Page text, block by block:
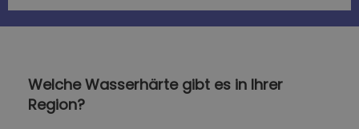
Welche Wasserhärte gibt es in Ihrer
Region?